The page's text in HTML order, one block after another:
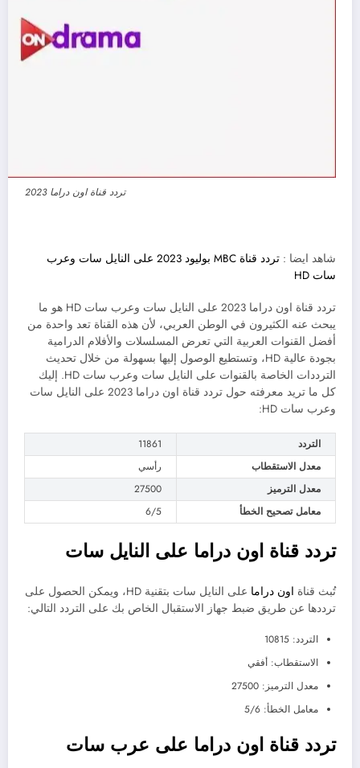
تردد قناة اون دراما 2023
شاهد ايضا :
تردد قناة MBC بوليود 2023 على النايل سات وعرب
سات HD
تردد قناة اون دراما 2023 على النايل سات وعرب سات HD هو ما
يبحث عنه الكثيرون في الوطن العربي، لأن هذه القناة تعد واحدة من
أفضل القنوات العربية التي تعرض المسلسلات والأفلام الدرامية
بجودة عالية HD، وتستطيع الوصول إليها بسهولة من خلال تحديث
الترددات الخاصة بالقنوات على النايل سات وعرب سات HD. إليك
كل ما تريد معرفته حول تردد قناة اون دراما 2023 على النايل سات
وعرب سات HD:
التردد
11861
معدل الاستقطاب
رأسي
معدل الترميز
27500
معامل تصحيح الخطأ
6/5
تردد قناة اون دراما على النايل سات
تُبث قناة اون دراما
على النايل سات بتقنية HD، ويمكن الحصول على
ترددها عن طريق ضبط جهاز الاستقبال الخاص بك على التردد التالي:
التردد: 10815
الاستقطاب: أفقي
معدل الترميز: 27500
معامل الخطأ: 5/6
تردد قناة اون دراما على عرب سات